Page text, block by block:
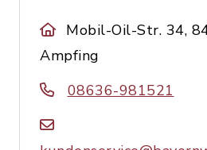
Mobil-Oil-Str. 34,
Ampfing
08636-981521